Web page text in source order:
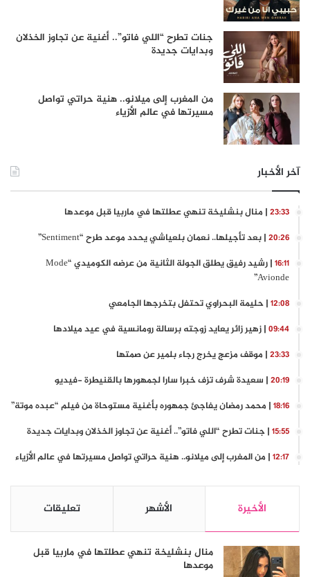
جنات تطرح “اللي فاتو”.. أغنية عن تجاوز الخذلان
وبدايات جديدة
من المغرب إلى ميلانو.. هنية حراتي تواصل
مسيرتها في عالم الأزياء
آخر الأخبار
23:33 | منال بنشليخة تنهي عطلتها في ماربيا قبل موعدها
20:26 | بعد تأجيلها.. نعمان بلعياشي يحدد موعد طرح “Sentiment”
16:11
| رشيد رفيق يطلق الجولة الثانية من عرضه الكوميدي “Mode
Avionde”
12:08 | حليمة البحراوي تحتفل بتخرجها الجامعي
09:44 | زهير زائر يعايد زوجته برسالة رومانسية في عيد ميلادها
23:33 | موقف مزعج يخرج رجاء بلمير عن صمتها
20:19 | سعيدة شرف تزف خبرا سارا لجمهورها بالقنيطرة -فيديو
18:16 | محمد رمضان يفاجئ جمهوره بأغنية مستوحاة من فيلم “عبده موتة”
15:55 | جنات تطرح “اللي فاتو”.. أغنية عن تجاوز الخذلان وبدايات جديدة
12:17 | من المغرب إلى ميلانو.. هنية حراتي تواصل مسيرتها في عالم الأزياء
الأخيرة الأشهر تعليقات
منال بنشليخة تنهي عطلتها في ماربيا قبل
موعدها